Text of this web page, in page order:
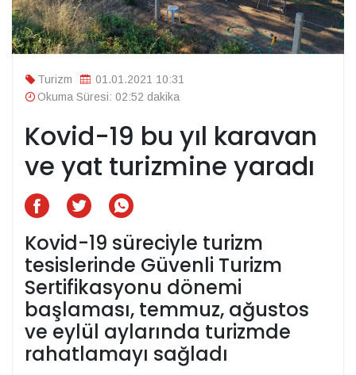
Turizm
01.01.2021 10:31
Okuma Süresi: 02:52 dakika
Kovid-19 bu yıl karavan
ve yat turizmine yaradı
Kovid-19 süreciyle turizm
tesislerinde Güvenli Turizm
Sertifikasyonu dönemi
başlaması, temmuz, ağustos
ve eylül aylarında turizmde
rahatlamayı sağladı